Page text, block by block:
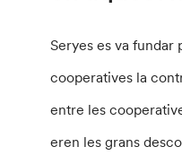
Seryes es va fundar
cooperatives la
entre les
eren les grans